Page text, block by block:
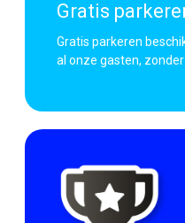
Gratis
Gratis parkeren
al onze gasten,